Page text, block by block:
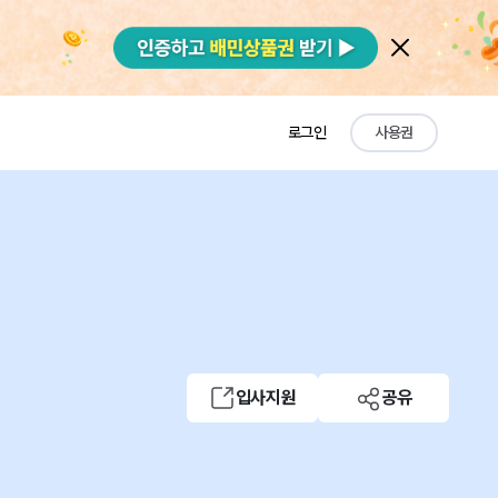
로그인 사용권
입사지원 공유